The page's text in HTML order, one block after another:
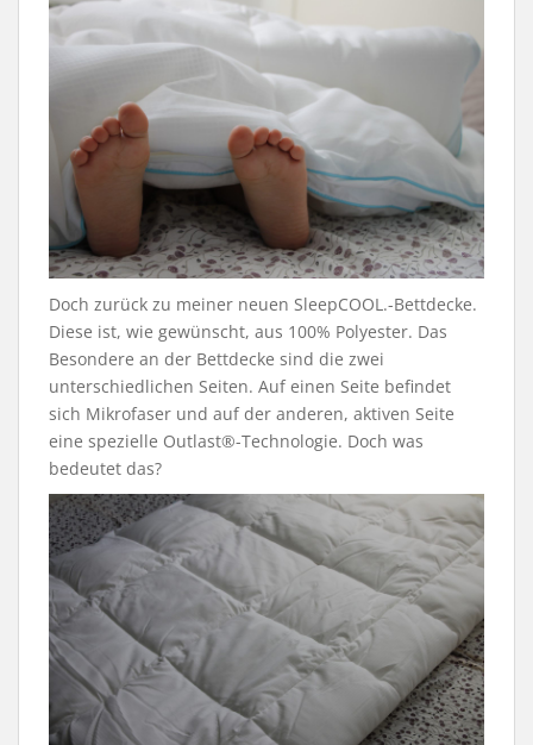
Doch zurück zu meiner neuen SleepCOOL.-Bettdecke.
Diese ist, wie gewünscht, aus 100% Polyester. Das
Besondere an der Bettdecke sind die zwei
unterschiedlichen Seiten. Auf einen Seite befindet
sich Mikrofaser und auf der anderen, aktiven Seite
eine spezielle Outlast®-Technologie. Doch was
bedeutet das?